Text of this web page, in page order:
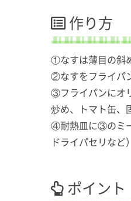
作り方
①なすは薄目の斜
②なすをフライパ
③フライパンにオ
炒め、トマト缶、
④耐熱皿に③のミ
ドライパセリな
ポイント